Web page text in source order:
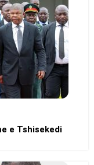
e Tshisekedi